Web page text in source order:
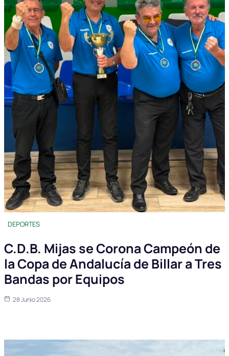
DEPORTES
C.D.B. Mijas se Corona Campeón de
la Copa de Andalucía de Billar a Tres
Bandas por Equipos
28 Junio 2026